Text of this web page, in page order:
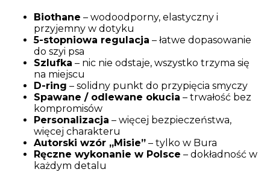
Biothane – wodoodporny, elastyczny i
przyjemny w dotyku
5-stopniowa regulacja – łatwe dopasowanie
do szyi psa
Szlufka – nic nie odstaje, wszystko trzyma się
na miejscu
D-ring – solidny punkt do przypięcia smyczy
Spawane / odlewane okucia – trwałość bez
kompromisów
Personalizacja – więcej bezpieczeństwa,
więcej charakteru
Autorski wzór „Misie” – tylko w Bura
Ręczne wykonanie w Polsce – dokładność w
każdym detalu